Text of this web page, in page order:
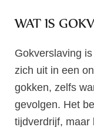
WAT IS
Gokverslaving
zich uit in een
gokken, zelfs
gevolgen. Het
tijdverdrijf, maar